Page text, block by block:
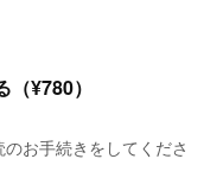
¥780）
お手続きをしてくださ